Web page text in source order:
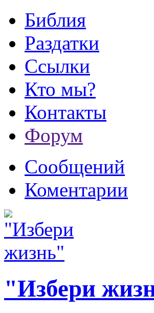
Библия
Раздатки
Ссылки
Кто мы?
Контакты
Форум
Сообщений
Коментарии
"Избери